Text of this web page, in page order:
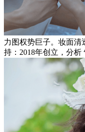
力图权势巨子。妆面清
持：2018年创立，分析